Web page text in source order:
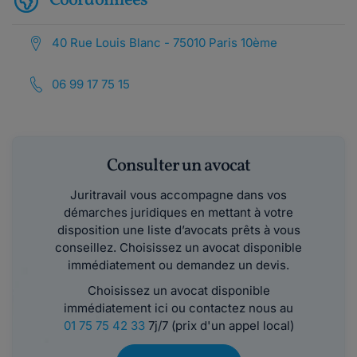
40 Rue Louis Blanc - 75010 Paris 10ème
06 99 17 75 15
Consulter un avocat
Juritravail vous accompagne dans vos
démarches juridiques en mettant à votre
disposition une liste d’avocats prêts à vous
conseillez. Choisissez un avocat disponible
immédiatement ou demandez un devis.
Choisissez un avocat disponible
immédiatement ici ou contactez nous au
01 75 75 42 337j/7 (prix d'un appel local)